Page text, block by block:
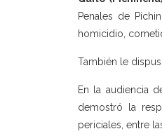
Penales de
homicidio,
También le
En la audiencia
demostró la
periciales, entre